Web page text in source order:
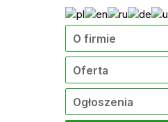
O firmie
Oferta
Ogłoszenia